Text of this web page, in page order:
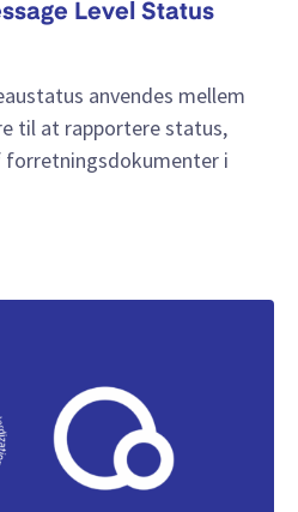
Level Status
anvendes mellem
til at rapportere status,
forretningsdokumenter i